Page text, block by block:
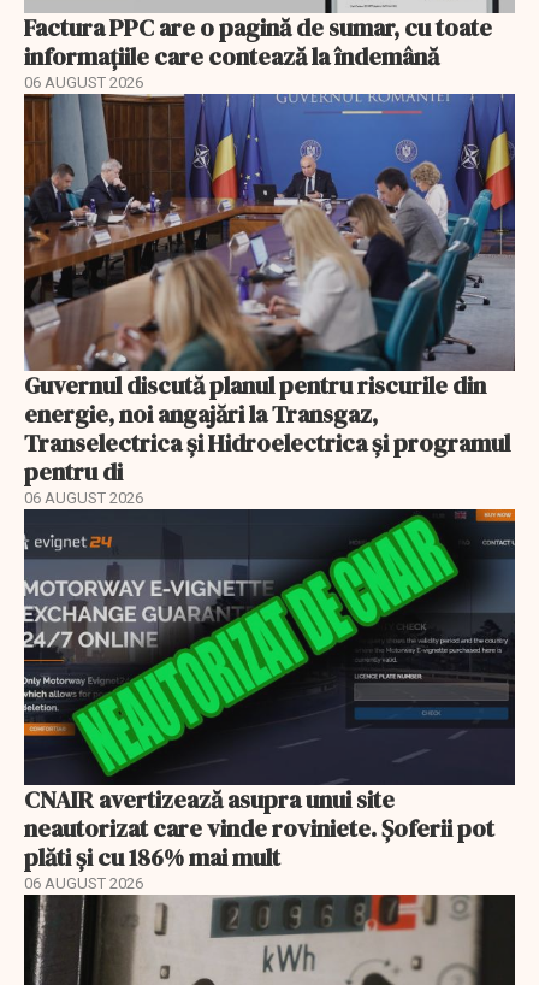
Factura PPC are o pagină de sumar, cu toate
informațiile care contează la îndemână
06 AUGUST 2026
Guvernul discută planul pentru riscurile din
energie, noi angajări la Transgaz,
Transelectrica și Hidroelectrica și programul
pentru di
06 AUGUST 2026
CNAIR avertizează asupra unui site
neautorizat care vinde roviniete. Șoferii pot
plăti și cu 186% mai mult
06 AUGUST 2026